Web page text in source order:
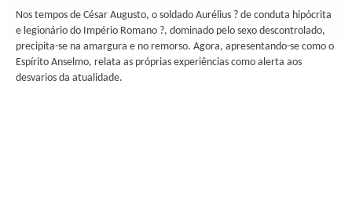
Nos tempos de César Augusto, o soldado Aurélius ? de conduta hipócrita
e legionário do Império Romano ?, dominado pelo sexo descontrolado,
precipita-se na amargura e no remorso. Agora, apresentando-se como o
Espírito Anselmo, relata as próprias experiências como alerta aos
desvarios da atualidade.